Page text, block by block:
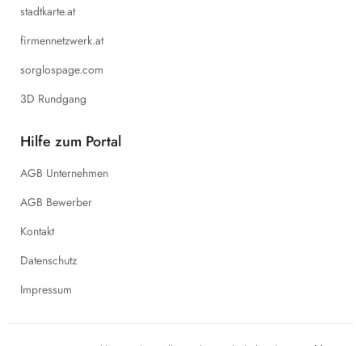
stadtkarte.at
firmennetzwerk.at
sorglospage.com
3D Rundgang
Hilfe zum Portal
AGB Unternehmen
AGB Bewerber
Kontakt
Datenschutz
Impressum